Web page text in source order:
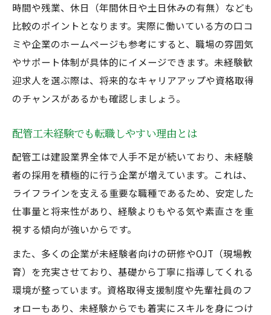
時間や残業、休日（年間休日や土日休みの有無）なども
比較のポイントとなります。実際に働いている方の口コ
ミや企業のホームページも参考にすると、職場の雰囲気
やサポート体制が具体的にイメージできます。未経験歓
迎求人を選ぶ際は、将来的なキャリアアップや資格取得
のチャンスがあるかも確認しましょう。
配管工未経験でも転職しやすい理由とは
配管工は建設業界全体で人手不足が続いており、未経験
者の採用を積極的に行う企業が増えています。これは、
ライフラインを支える重要な職種であるため、安定した
仕事量と将来性があり、経験よりもやる気や素直さを重
視する傾向が強いからです。
また、多くの企業が未経験者向けの研修やOJT（現場教
育）を充実させており、基礎から丁寧に指導してくれる
環境が整っています。資格取得支援制度や先輩社員のフ
ォローもあり、未経験からでも着実にスキルを身につけ